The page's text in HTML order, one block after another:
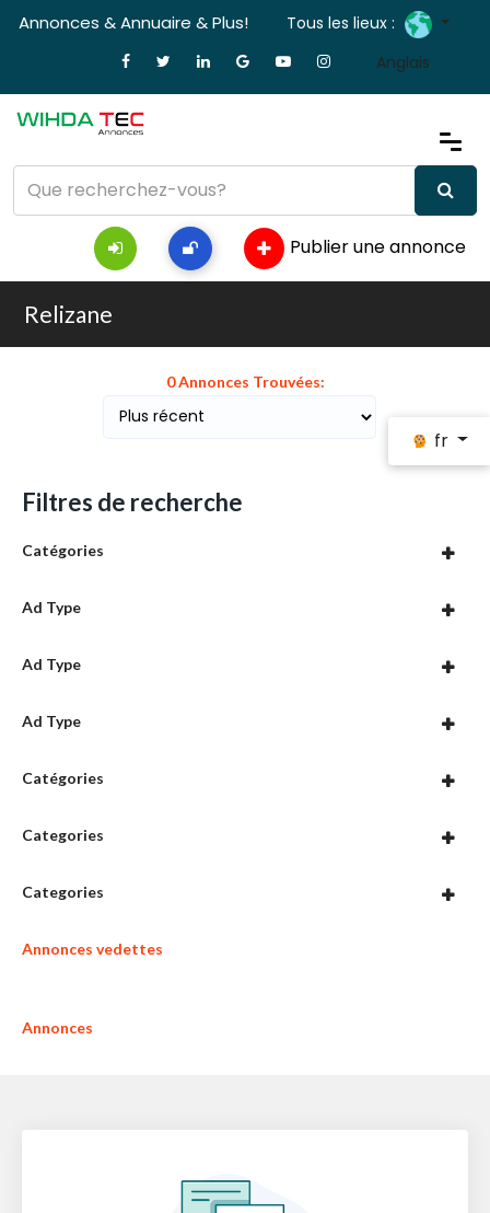
fr
Annonces & Annuaire & Plus!
Tous les lieux :
Anglais
Publier une annonce
Relizane
0 Annonces Trouvées:
Filtres de recherche
Catégories
Ad Type
Ad Type
Ad Type
Catégories
Categories
Categories
Annonces vedettes
Annonces